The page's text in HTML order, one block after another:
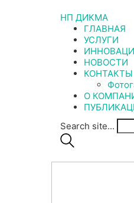
НП ДИКМА
ГЛАВНАЯ
УСЛУГИ
НОВОСТИ
КОНТАКТЫ
О
Search site...